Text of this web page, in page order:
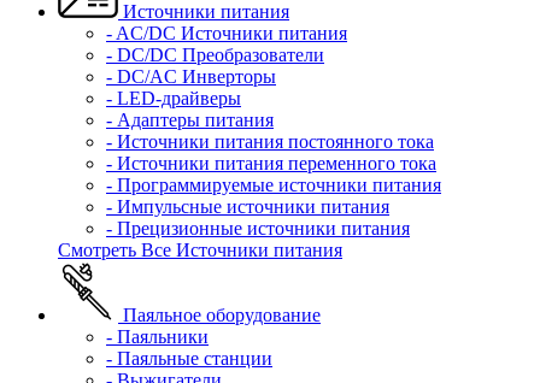
Источники питания
- AC/DC Источники питания
- DC/DC Преобразователи
- DC/AC Инверторы
- LED-драйверы
- Адаптеры питания
- Источники питания постоянного тока
- Источники питания переменного тока
- Программируемые источники питания
- Импульсные источники питания
- Прецизионные источники питания
Смотреть Все Источники питания
Паяльное оборудование
- Паяльники
- Паяльные станции